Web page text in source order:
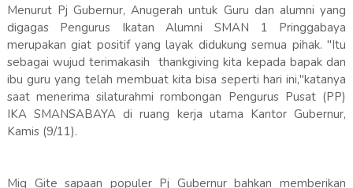
Menurut Pj Gubernur, Anugerah untuk Guru dan alumni yang
digagas Pengurus Ikatan Alumni SMAN 1 Pringgabaya
merupakan giat positif yang layak didukung semua pihak. "Itu
sebagai wujud terimakasih thankgiving kita kepada bapak dan
ibu guru yang telah membuat kita bisa seperti hari ini,"katanya
saat menerima silaturahmi rombongan Pengurus Pusat (PP)
IKA SMANSABAYA di ruang kerja utama Kantor Gubernur,
Kamis (9/11).
Miq Gite sapaan populer Pj Gubernur bahkan memberikan